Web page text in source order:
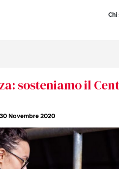
Chi
sosteniamo il
30 Novembre 2020